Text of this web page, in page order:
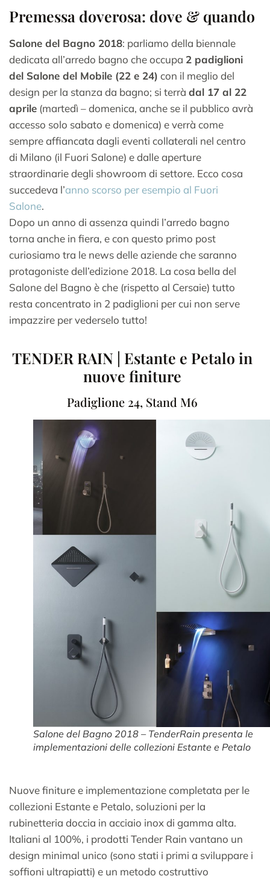
Premessa doverosa: dove & quando
Salone del Bagno 2018: parliamo della biennale
dedicata all’arredo bagno che occupa 2 padiglioni
del Salone del Mobile (22 e 24) con il meglio del
design per la stanza da bagno; si terrà dal 17 al 22
aprile (martedì – domenica, anche se il pubblico avrà
accesso solo sabato e domenica) e verrà come
sempre affiancata dagli eventi collaterali nel centro
di Milano (il Fuori Salone) e dalle aperture
straordinarie degli showroom di settore. Ecco cosa
succedeva l’anno scorso per esempio al Fuori
Salone.
Dopo un anno di assenza quindi l’arredo bagno
torna anche in fiera, e con questo primo post
curiosiamo tra le news delle aziende che saranno
protagoniste dell’edizione 2018. La cosa bella del
Salone del Bagno è che (rispetto al Cersaie) tutto
resta concentrato in 2 padiglioni per cui non serve
impazzire per vederselo tutto!
TENDER RAIN | Estante e Petalo in
nuove finiture
Padiglione 24, Stand M6
Salone del Bagno 2018 – TenderRain presenta le
implementazioni delle collezioni Estante e Petalo
Nuove finiture e implementazione completata per le
collezioni Estante e Petalo, soluzioni per la
rubinetteria doccia in acciaio inox di gamma alta.
Italiani al 100%, i prodotti Tender Rain vantano un
design minimal unico (sono stati i primi a sviluppare i
soffioni ultrapiatti) e un metodo costruttivo